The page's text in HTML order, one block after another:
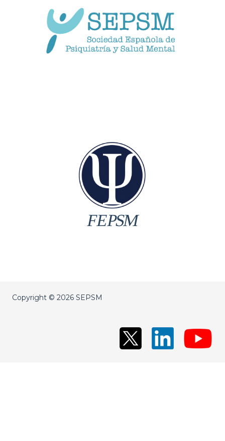
SOCIEDAD ESPAÑOLA
DE PSIQUIATRÍA
Y SALUD MENTAL
www.sepsm.org
FUNDACIÓN ESPAÑOLA DE
PSIQUIATRÍA
Y SALUD MENTAL
www.fepsm.org
Copyright © 2026 SEPSM